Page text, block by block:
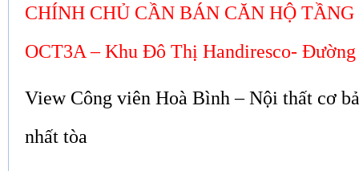
CHÍNH CHỦ CẦN BÁN CĂN HỘ
OCT3A – Khu Đô Thị Handiresco-
View Công viên Hoà Bình – Nội thất cơ
nhất tòa